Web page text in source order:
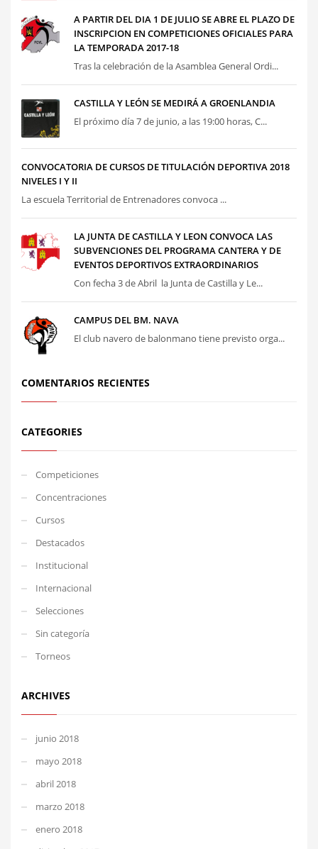
A PARTIR DEL DIA 1 DE JULIO SE ABRE EL PLAZO DE
INSCRIPCION EN COMPETICIONES OFICIALES PARA
LA TEMPORADA 2017-18
Tras la celebración de la Asamblea General Ordi...
CASTILLA Y LEÓN SE MEDIRÁ A GROENLANDIA
El próximo día 7 de junio, a las 19:00 horas, C...
CONVOCATORIA DE CURSOS DE TITULACIÓN DEPORTIVA 2018
NIVELES I Y II
La escuela Territorial de Entrenadores convoca ...
LA JUNTA DE CASTILLA Y LEON CONVOCA LAS
SUBVENCIONES DEL PROGRAMA CANTERA Y DE
EVENTOS DEPORTIVOS EXTRAORDINARIOS
Con fecha 3 de Abril la Junta de Castilla y Le...
CAMPUS DEL BM. NAVA
El club navero de balonmano tiene previsto orga...
COMENTARIOS RECIENTES
CATEGORIES
Competiciones
Concentraciones
Cursos
Destacados
Institucional
Internacional
Selecciones
Sin categoría
Torneos
ARCHIVES
junio 2018
mayo 2018
abril 2018
marzo 2018
enero 2018